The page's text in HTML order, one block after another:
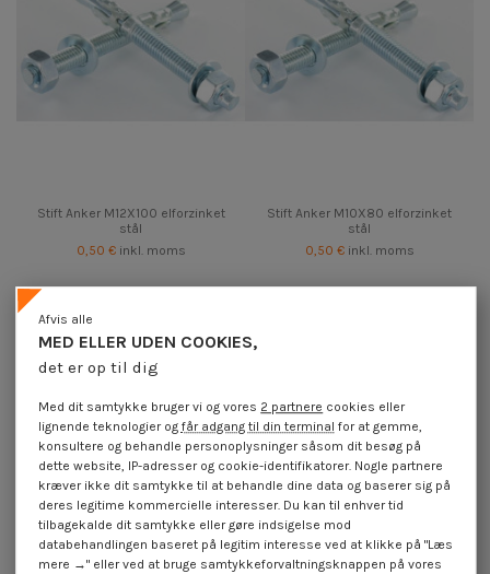
Stift Anker M12X100 elforzinket
stål
0,50 € inkl. moms
Stift Anker M10X80 elforzinket
stål
0,50 € inkl. moms
MED ELLER UDEN COOKIES,
det er op til dig
Afvis alle
Med dit samtykke bruger vi og vores 2 partnere cookies eller
lignende teknologier ogfår adgang til din terminal for at gemme,
konsultere og behandle personoplysninger såsom dit besøg på
dette website, IP-adresser og cookie-identifikatorer. Nogle partnere
kræver ikke dit samtykke til at behandle dine data og baserer sig på
deres legitime kommercielle interesser. Du kan til enhver tid
tilbagekalde dit samtykke eller gøre indsigelse mod
databehandlingen baseret på legitim interesse ved at klikke på "Læs
mere →" eller ved at bruge samtykkeforvaltningsknappen på vores